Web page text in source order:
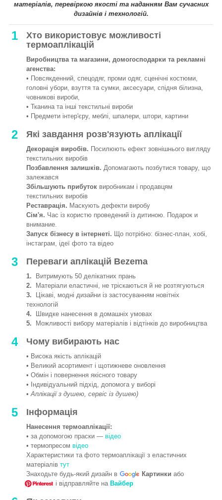
матеріалів, перевіркою якості та наданням Вам сучасних
дизайнів і технологій.
1
Хто використовує можливості
термоаплікацій
Виробництва та магазини, домогосподарки та рекламні
агенства:
• Повсякденний, спецодяг, проми одяг, сценічні костюми,
головні убори, взуття та сумки, аксесуари, спідня білизна,
човникові вироби,
• Тканина та інші текстильні вироби
• Предмети інтер'єру, меблі, шпалери, штори, картини
2 Які завдання розв'язують аплікації
Декорація виробів. Посилюють ефект зовнішнього вигляду
текстильних виробів
Позбавлення залишків. Допомагають позбутися товару, що
залежався
Збільшують прибуток виробникам і продавцям
текстильних виробів
Реставрація. Маскують дефекти виробу
Сім'я. Час із користю проведений із дитиною. Подарок и
внимание.
Запуск бізнесу в інтернеті. Що потрібно: бізнес-план, хобі,
інстаграм, ідеї фото та відео
3 Переваги аплікацій Bezema
1. Витримують 50 делікатних прань
2. Матеріали еластичні, не тріскаються й не розтягуються
3. Цікаві, модні дизайни із застосуванням новітніх
технологій
4. Швидке нанесення в домашніх умовах
5. Можливості вибору матеріалів і відтінків до виробництва
4 Чому вибирають нас
• Висока якість аплікацій
• Великий асортимент і щотижневе оновлення
• Обмін і повернення якісного товару
• Індивідуальний підхід, допомога у виборі
•Аплікації з душею, сервіс із душею)
5 Інформація
Нанесення термоаплікації:
• за допомогою праски — відео
• термопресом відео
Характеристики та фото термоаплікації з еластичних
матеріалів тут
Знаходьте будь-який дизайн в
Картинки або
і відправляйте на Вайбер